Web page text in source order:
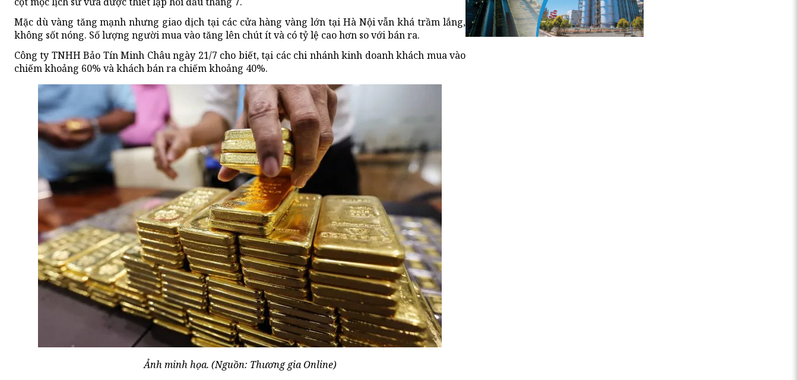
Mặc dù vàng tăng mạnh nhưng giao dịch tại các cửa hàng vàng lớn tại Hà Nội vẫn khá trầm lắng,
không sốt nóng. Số lượng người mua vào tăng lên chút ít và có tỷ lệ cao hơn so với bán ra.
Công ty TNHH Bảo Tín Minh Châu ngày 21/7 cho biết, tại các chi nhánh kinh doanh khách mua vào
chiếm khoảng 60% và khách bán ra chiếm khoảng 40%.
Ảnh minh họa. (Nguồn: Thương gia Online)